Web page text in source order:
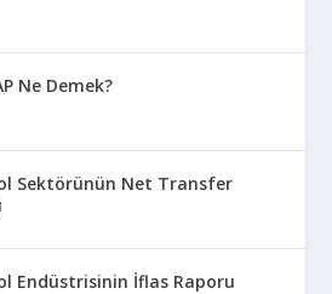
Ne Demek?
Sektörünün Net Transfer
Endüstrisinin İflas Raporu